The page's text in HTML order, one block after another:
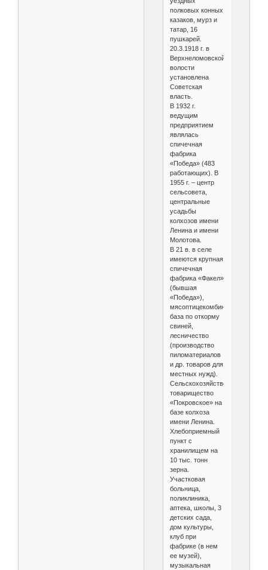
полковых конных
казаков, мурз и
татар, 16
пушкарей.
20.3.1918 г. в
Верхнеломовской
волости
установлена
Советская
власть.
В 1932 г.
ведущим
предприятием
являлась
спичечная
фабрика
«Победа» (483
работающих). В
1955 г. – центр
сельсовета,
центральные
усадьбы
колхозов имени
Ленина и имени
Молотова.
В 21 в. в селе
имеются крупная
спичечная
фабрика «Факел»
(бывшая
«Победа»),
мясоптицекомбинат,
база по откорму
свиней,
лесничество
(производство
пиломатериалов
и др. товаров для
местных нужд).
Сельскохозяйственное
товарищество
«Покровское» на
базе колхоза
имени Ленина.
Хлебоприемный
пункт с
хранилищем на
10 тыс. тонн
зерна.
Участковая
больница,
поликлиника,
аптека, школы, 3
детских сада,
дом культуры,
клуб при
фабрике (в нем
ее музей),
музыкальная